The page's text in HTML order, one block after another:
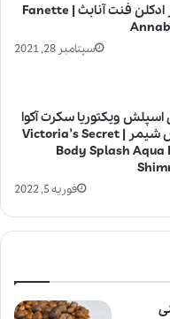
عطر ادکلن فنت آنابث | Fanette
سپتامبر 28, 2021
اسپلش ویکتوریا سکرت آکوا
کیس شیمر | Victoria’s Secret
Body Splash Aqua
فوریه 5, 2022